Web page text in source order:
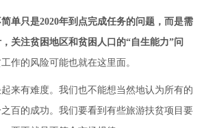
单只是2020年到点完成任务的问题，而是需
关注贫困地区和贫困人口的“自生能力”问
作的风险可能也就在这里面。
来有难度。我们也不能想当然地认为所有的
百的成功。我们要看到有些旅游扶贫项目要